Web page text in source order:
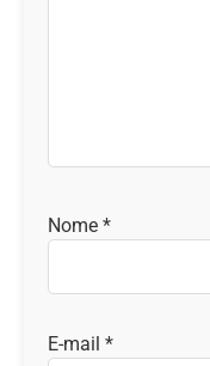
Nome *
E-mail *